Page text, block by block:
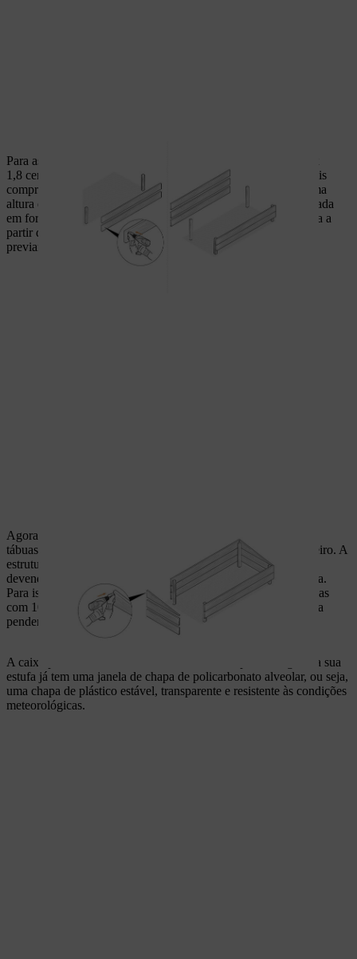
Para as laterais, aplique agora as tábuas mais curtas, as de 10 x
1,8 centímetros, nas madeiras em esquadria (com as tábuas mais
compridas aparafusadas). Para isso, monte duas tábuas à mesma
altura das tábuas dianteiras e remate em cima com a tábua serrada
em forma de triângulo. Aparafuse o lado mais curto desta tábua a
partir de cima às tábuas das laterais (não esquecer de abrir
previamente os furos!).
Agora, tal como descrito acima, agrafe uma rede de arame nas
tábuas inferiores da estrutura abrangendo todo o chão do canteiro. A
estrutura não deve ficar esticada na horizontal entre as tábuas,
devendo pender cerca de 10-15 centímetros por baixo da estufa.
Para isso, corte o pedaço retangular de rede de arame nas bordas
com 10 centímetros de largura e dobre-o de modo a que fique a
pender para o centro (cuidado, use luvas!).
A caixa para a sua miniestufa de madeira está pronta. Agora, a sua
estufa já tem uma janela de chapa de policarbonato alveolar, ou seja,
uma chapa de plástico estável, transparente e resistente às condições
meteorológicas.